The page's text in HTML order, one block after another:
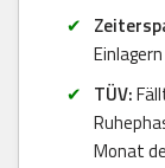
TÜV:
Monat